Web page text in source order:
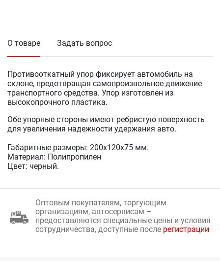
О товаре Задать вопрос
Противооткатный упор фиксирует автомобиль на
склоне, предотвращая самопроизвольное движение
транспортного средства. Упор изготовлен из
высокопрочного пластика.
Обе упорные стороны имеют ребристую поверхность
для увеличения надежности удержания авто.
Габаритные размеры: 200х120х75 мм.
Материал: Полипропилен
Цвет: черный.
Оптовым покупателям, торгующим
организациям, автосервисам –
предоставляются специальные цены и условия
сотрудничества, доступные после регистрации